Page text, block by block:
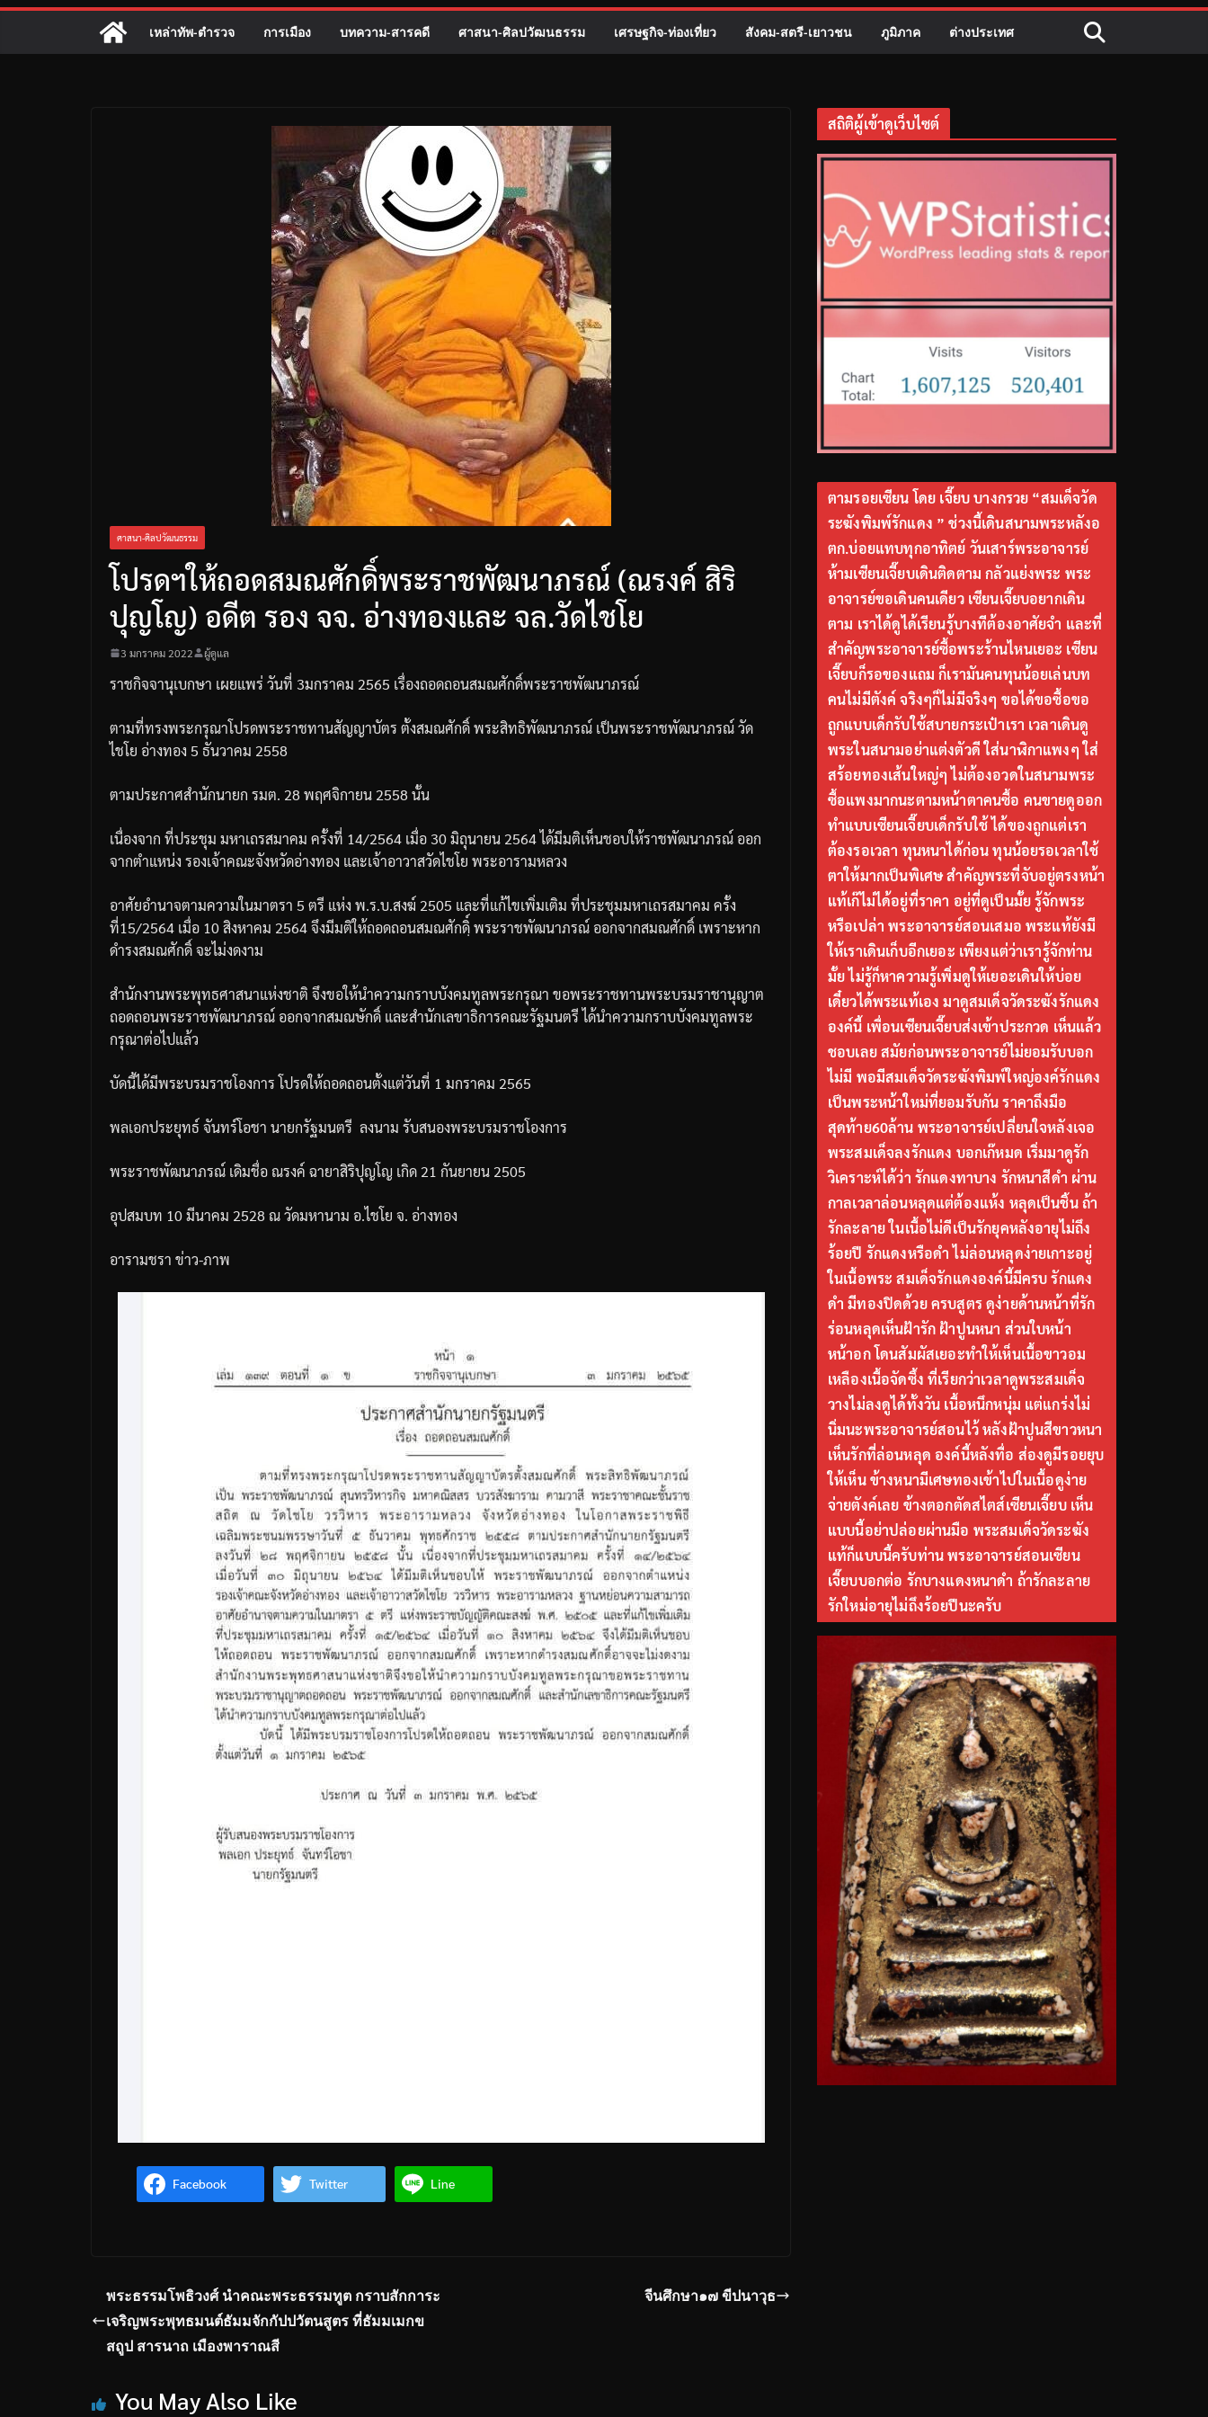
เหล่าทัพ-ตำรวจ การเมือง บทความ-สารคดี ศาสนา-ศิลปวัฒนธรรม เศรษฐกิจ-ท่องเที่ยว สังคม-สตรี-เยาวชน ภูมิภาค ต่างประเทศ
ศาสนา-ศิลปวัฒนธรรม
โปรดฯให้ถอดสมณศักดิ์พระราชพัฒนาภรณ์ (ณรงค์ สิริ
ปุญโญ) อดีต รอง จจ. อ่างทองและ จล.วัดไชโย
3 มกราคม 2022 ผู้ดูแล
ราชกิจจานุเบกษา เผยแพร่ วันที่ 3มกราคม 2565 เรื่องถอดถอนสมณศักดิ์พระราชพัฒนาภรณ์
ตามที่ทรงพระกรุณาโปรดพระราชทานสัญญาบัตร ตั้งสมณศักดิ์พระสิทธิพัฒนาภรณ์ เป็นพระราชพัฒนาภรณ์วัด
ไชโย อ่างทอง 5 ธันวาคม 2558
ตามประกาศสำนักนายก รมต. 28พฤศจิกายน 2558นั้น
เนื่องจาก ที่ประชุม มหาเถรสมาคม ครั้งที่ 14/2564 เมื่อ 30มิถุนายน 2564ได้มีมติเห็นชอบให้ราชพัฒนาภรณ์ออก
จากตำแหน่ง รองเจ้าคณะจังหวัดอ่างทอง และเจ้าอาวาสวัดไชโย พระอารามหลวง
อาศัยอำนาจตามความในมาตรา 5 ตรี แห่ง พ.ร.บ.สงฆ์ 2505 และที่แก้ไขเพิ่มเติม ที่ประชุมมหาเถรสมาคม ครั้ง
ที่15/2564 เมื่อ 10สิงหาคม 2564จึงมีมติให้ถอดถอนสมณศักดิฺ์พระราชพัฒนาภรณ์ออกจากสมณศักดิ์ เพราะหาก
ดำรงสมณศักดิ์จะไม่งดงาม
สำนักงานพระพุทธศาสนาแห่งชาติ จึงขอให้นำความกราบบังคมทูลพระกรุณา ขอพระราชทานพระบรมราชานุญาต
ถอดถอนพระราชพัฒนาภรณ์ออกจากสมณษักดิ์ และสำนักเลขาธิการคณะรัฐมนตรี ได้นำความกราบบังคมทูลพระ
กรุณาต่อไปแล้ว
บัดนี้ได้มีพระบรมราชโองการ โปรดให้ถอดถอนตั้งแต่วันที่ 1 มกราคม 2565
พลเอกประยุทธ์ จันทร์โอชา นายกรัฐมนตรี ลงนาม รับสนองพระบรมราชโองการ
พระราชพัฒนาภรณ์ เดิมชื่อณรงค์ ฉายาสิริปุญโญ เกิด 21 กันยายน 2505
อุปสมบท 10มีนาคม 2528ณวัดมหานาม อ.ไชโย จ. อ่างทอง
อารามชรา ข่าว-ภาพ
Facebook Twitter Line
พระธรรมโพธิวงศ์ นำคณะพระธรรมทูต กราบสักการะ
เจริญพระพุทธมนต์ธัมมจักกัปปวัตนสูตร ที่ธัมมเมกข
สถูป สารนาถ เมืองพาราณสี
จีนศึกษา๑๗ ขีปนาวุธ
You May Also Like
สถิติผู้เข้าดูเว็บไซต์
ตามรอยเซียน โดย เจี๊ยบ บางกรวย “สมเด็จวัด
ระฆังพิมพ์รักแดง ” ช่วงนี้เดินสนามพระหลังอ
ตก.บ่อยแทบทุกอาทิตย์ วันเสาร์พระอาจารย์
ห้ามเซียนเจี๊ยบเดินติดตาม กลัวแย่งพระ พระ
อาจารย์ขอเดินคนเดียว เซียนเจี๊ยบอยากเดิน
ตาม เราได้ดูได้เรียนรู้บางทีต้องอาศัยจำ และที่
สำคัญพระอาจารย์ซื้อพระร้านไหนเยอะ เซียน
เจี๊ยบก็รอของแถม ก็เรามันคนทุนน้อยเล่นบท
คนไม่มีตังค์ จริงๆก็ไม่มีจริงๆ ขอได้ขอซื้อขอ
ถูกแบบเด็กรับใช้สบายกระเป๋าเรา เวลาเดินดู
พระในสนามอย่าแต่งตัวดี ใส่นาฬิกาแพงๆ ใส่
สร้อยทองเส้นใหญ่ๆ ไม่ต้องอวดในสนามพระ
ซื้อแพงมากนะตามหน้าตาคนซื้อ คนขายดูออก
ทำแบบเซียนเจี๊ยบเด็กรับใช้ ได้ของถูกแต่เรา
ต้องรอเวลา ทุนหนาได้ก่อน ทุนน้อยรอเวลาใช้
ตาให้มากเป็นพิเศษ สำคัญพระที่จับอยู่ตรงหน้า
แท้เก๊ไม่ได้อยู่ที่ราคา อยู่ที่ดูเป็นมั้ย รู้จักพระ
หรือเปล่า พระอาจารย์สอนเสมอ พระแท้ยังมี
ให้เราเดินเก็บอีกเยอะ เพียงแต่ว่าเรารู้จักท่าน
มั้ย ไม่รู้ก็หาความรู้เพิ่มดูให้เยอะเดินให้บ่อย
เดี๋ยวได้พระแท้เอง มาดูสมเด็จวัดระฆังรักแดง
องค์นี้ เพื่อนเซียนเจี๊ยบส่งเข้าประกวด เห็นแล้ว
ชอบเลย สมัยก่อนพระอาจารย์ไม่ยอมรับบอก
ไม่มี พอมีสมเด็จวัดระฆังพิมพ์ใหญ่องค์รักแดง
เป็นพระหน้าใหม่ที่ยอมรับกัน ราคาถึงมือ
สุดท้าย60ล้าน พระอาจารย์เปลี่ยนใจหลังเจอ
พระสมเด็จลงรักแดง บอกเก๊หมด เริ่มมาดูรัก
วิเคราะห์ได้ว่า รักแดงทาบาง รักหนาสีดำ ผ่าน
กาลเวลาล่อนหลุดแต่ต้องแห้ง หลุดเป็นชิ้น ถ้า
รักละลาย ในเนื้อไม่ดีเป็นรักยุคหลังอายุไม่ถึง
ร้อยปี รักแดงหรือดำ ไม่ล่อนหลุดง่ายเกาะอยู่
ในเนื้อพระ สมเด็จรักแดงองค์นี้มีครบ รักแดง
ดำ มีทองปิดด้วย ครบสูตร ดูง่ายด้านหน้าที่รัก
ร่อนหลุดเห็นฝ้ารัก ฝ้าปูนหนา ส่วนใบหน้า
หน้าอก โดนสัมผัสเยอะทำให้เห็นเนื้อขาวอม
เหลืองเนื้อจัดซึ้ง ที่เรียกว่าเวลาดูพระสมเด็จ
วางไม่ลงดูได้ทั้งวัน เนื้อหนึกหนุ่ม แต่แกร่งไม่
นิ่มนะพระอาจารย์สอนไว้ หลังฝ้าปูนสีขาวหนา
เห็นรักที่ล่อนหลุด องค์นี้หลังทื่อ ส่องดูมีรอยยุบ
ให้เห็น ข้างหนามีเศษทองเข้าไปในเนื้อดูง่าย
จ่ายตังค์เลย ข้างตอกตัดสไตส์เซียนเจี๊ยบ เห็น
แบบนี้อย่าปล่อยผ่านมือ พระสมเด็จวัดระฆัง
แท้ก็แบบนี้ครับท่าน พระอาจารย์สอนเซียน
เจี๊ยบบอกต่อ รักบางแดงหนาดำ ถ้ารักละลาย
รักใหม่อายุไม่ถึงร้อยปีนะครับ